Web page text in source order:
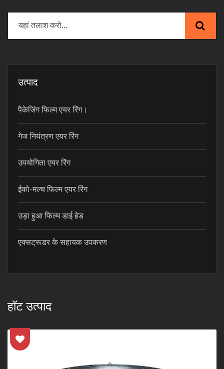
उत्पाद
पैकेजिंग फिल्म एयर रिंग।
गेज नियंत्रण एयर रिंग
उपयोगिता एयर रिंग
ईको-मल्च फिल्म एयर रिंग
उड़ा हुआ फिल्म डाई हेड
एक्सट्रूडर के सहायक उपकरण
हॉट उत्पाद